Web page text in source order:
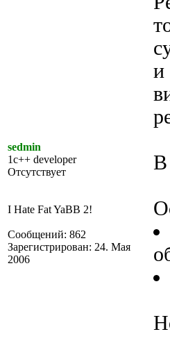
sedmin
1c++ developer
Отсутствует
I Hate Fat YaBB 2!
Сообщений: 862
Зарегистрирован: 24. Мая
2006
и
В